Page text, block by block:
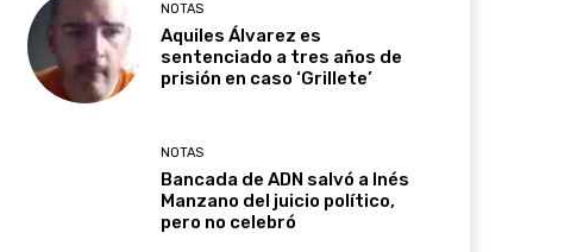
NOTAS
Aquiles Álvarez es
sentenciado a tres años de
prisión en caso ‘Grillete’
NOTAS
Bancada de ADN salvó a Inés
Manzano del juicio político,
pero no celebró